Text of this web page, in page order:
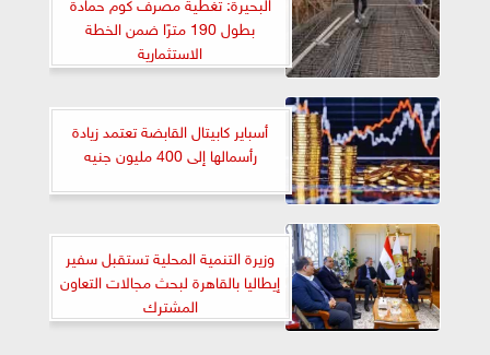
بطول 190 مترًا ضمن الخطة
الاستثمارية
أسباير كابيتال القابضة تعتمد زيادة
رأسمالها إلى 400 مليون جنيه
وزيرة التنمية المحلية تستقبل سفير
إيطاليا بالقاهرة لبحث مجالات التعاون
المشترك